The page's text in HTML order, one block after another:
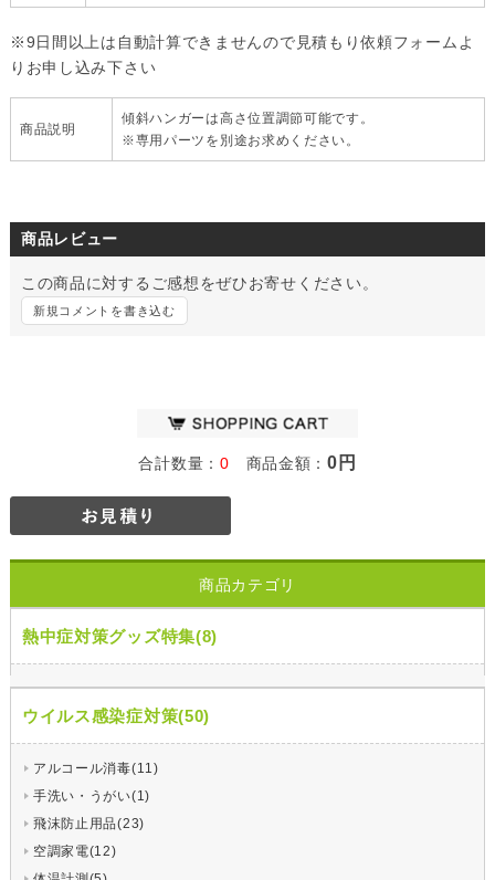
※9日間以上は自動計算できませんので見積もり依頼フォームよ
りお申し込み下さい
商品説明
傾斜ハンガーは高さ位置調節可能です。
※専用パーツを別途お求めください。
商品レビュー
この商品に対するご感想をぜひお寄せください。
新規コメントを書き込む
合計数量： 0 商品金額：0円
商品カテゴリ
熱中症対策グッズ特集(8)
ウイルス感染症対策(50)
アルコール消毒(11)
手洗い・うがい(1)
飛沫防止用品(23)
空調家電(12)